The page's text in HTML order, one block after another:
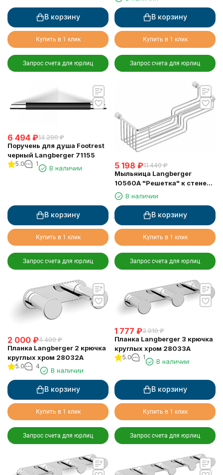
В корзину
Купить в 1 клик
Запрос счета для юрлиц
В корзину
Купить в 1 клик
Запрос счета для юрлиц
6 494 ₽14 290 ₽
Поручень для душа Footrest
черный Langberger 71155
5.0 1
В наличии
В корзину
Купить в 1 клик
Запрос счета для юрлиц
5 198 ₽11 440 ₽
Мыльница Langberger
10560A "Решетка" к стене
двойная хромированная
В наличии
В корзину
Купить в 1 клик
Запрос счета для юрлиц
2 000 ₽4 400 ₽
Планка Langberger 2 крючка
круглых хром 28032A
5.0 4
В наличии
В корзину
Купить в 1 клик
Запрос счета для юрлиц
1 777 ₽3 910 ₽
Планка Langberger 3 крючка
круглых хром 28033A
5.0 1
В наличии
В корзину
Купить в 1 клик
Запрос счета для юрлиц